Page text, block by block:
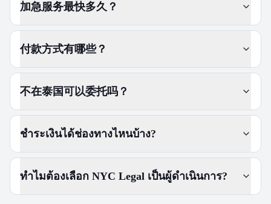
加急服务最快多久？
付款方式有哪些？
不在泰国可以委托吗？
ชำระเงินได้ช่องทางไหนบ้าง?
ทำไมต้องเลือก NYC Legal เป็นผู้ดำเนินการ?